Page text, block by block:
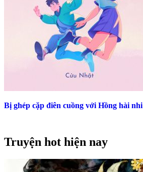
Bị ghép cặp điên cuồng với Hồng hài nhi
Truyện hot hiện nay